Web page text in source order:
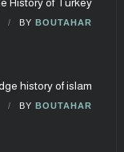
History of Turkey
BY BOUTAHAR
history of islam
BY BOUTAHAR